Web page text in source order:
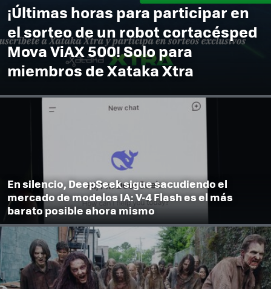
¡Últimas horas para participar en
el sorteo de un robot cortacésped
Mova ViAX 500! Solo para
miembros de Xataka Xtra
En silencio, DeepSeek sigue sacudiendo el
mercado de modelos IA: V-4 Flash es el más
barato posible ahora mismo